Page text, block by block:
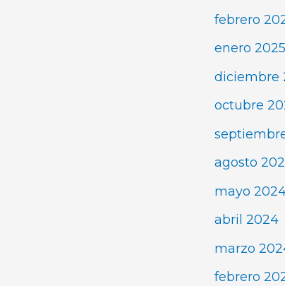
febrero
enero 2025
diciembre
octubre
agosto
mayo
abril 2024
marzo
febrero